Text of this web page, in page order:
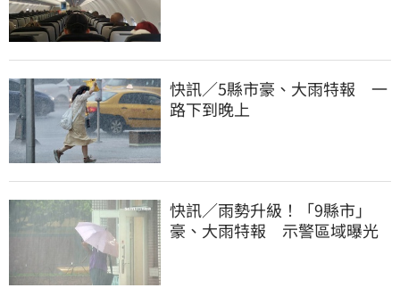
快訊／5縣市豪、大雨特報 一
路下到晚上
快訊／雨勢升級！「9縣市」
豪、大雨特報 示警區域曝光